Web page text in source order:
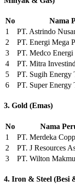
No Nama
1
PT. Astrindo
2
PT. Energi Mega
3
PT. Medco
4
PT. Mitra
5
PT. Sugih Energy
6
PT. Super Energy
3. Gold (Emas)
No Nama
1
PT. Merdeka
2
PT. J Resources
3
PT. Wilton
4. Iron & Steel (Besi